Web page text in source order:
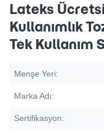
Lateks
Kullanımlık
Tek Kullanım
Menşe Yeri:
Marka Adı:
Sertifikasyon: